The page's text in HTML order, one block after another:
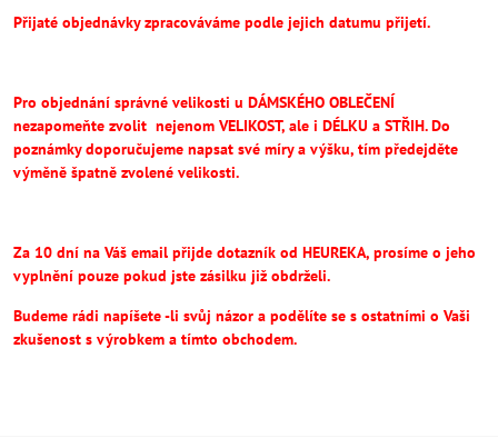
Přijaté objednávky zpracováváme podle jejich datumu přijetí.
Pro objednání správné velikosti u DÁMSKÉHO OBLEČENÍ
nezapomeňte zvolit nejenom VELIKOST, ale i DÉLKU a STŘIH.Do
poznámky doporučujeme napsat své míry a výšku, tím předejděte
výměně špatně zvolené velikosti.
Za 10 dní na Váš email přijde dotazník od HEUREKA, prosíme o jeho
vyplnění pouze pokud jste zásilku již obdrželi.
Budeme rádi napíšete -li svůj názor a podělíte se s ostatními o Vaši
zkušenost s výrobkem a tímto obchodem.